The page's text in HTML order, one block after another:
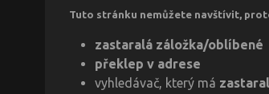
Tuto stránku nemůžete navštívit,
zastaralá záložka/oblíbené
překlep v adrese
vyhledávač, který má